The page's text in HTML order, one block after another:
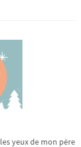
yeux de mon père